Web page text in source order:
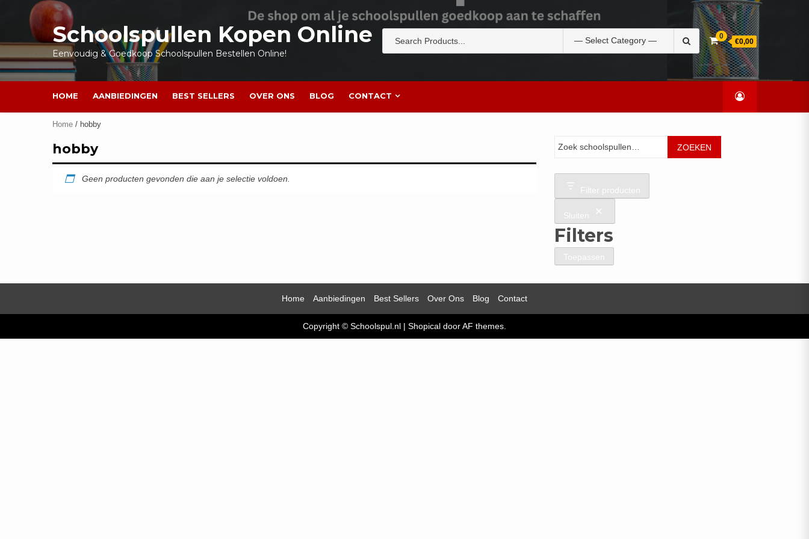
inhoud
Schoolspullen Kopen Online
Eenvoudig & Goedkoop Schoolspullen Bestellen Online!
naar:
0
€0,00
HOME AANBIEDINGEN BEST SELLERS OVER ONS BLOG CONTACT
Home / hobby
hobby
Geen producten gevonden die aan je selectie voldoen.
ZOEKEN
Filter producten
Sluiten
Filters
Toepassen
Home Aanbiedingen Best Sellers Over Ons Blog Contact
Copyright © Schoolspul.nl | Shopical door AF themes.